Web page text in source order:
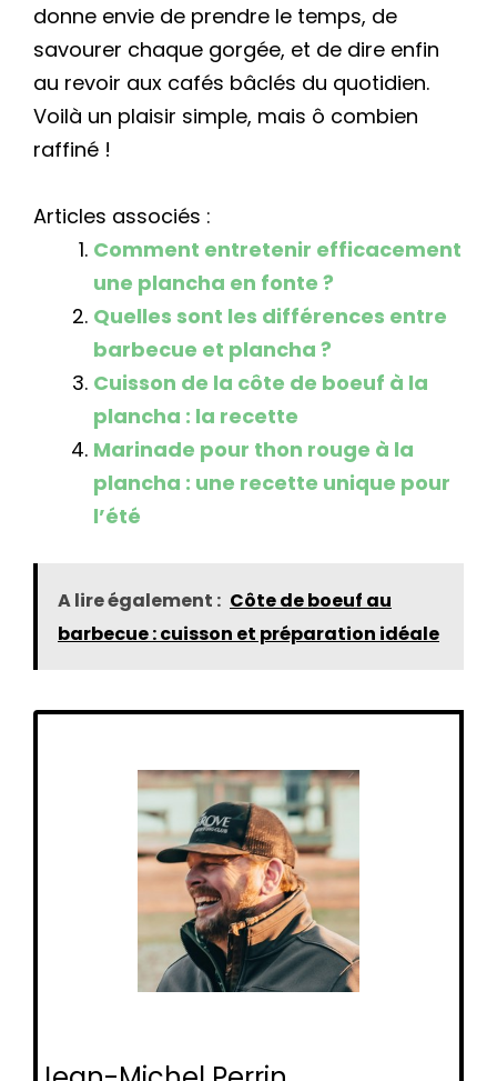
donne envie de prendre le temps, de
savourer chaque gorgée, et de dire enfin
au revoir aux cafés bâclés du quotidien.
Voilà un plaisir simple, mais ô combien
raffiné !
Articles associés :
Comment entretenir efficacement
une plancha en fonte ?
Quelles sont les différences entre
barbecue et plancha ?
Cuisson de la côte de boeuf à la
plancha : la recette
Marinade pour thon rouge à la
plancha : une recette unique pour
l’été
A lire également : Côte de boeuf au
barbecue : cuisson et préparation idéale